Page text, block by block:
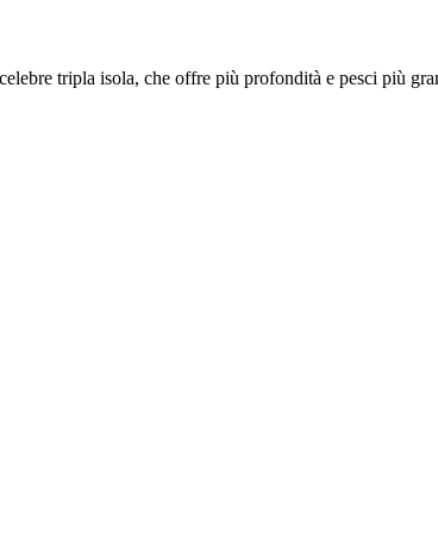
tripla isola, che offre più profondità e pesci più